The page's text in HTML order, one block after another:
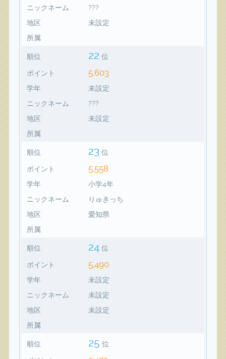
ニックネーム
???
地区
未設定
所属
順位 22 位
ポイント 5,603
学年
未設定
ニックネーム
???
地区
未設定
所属
順位 23 位
ポイント 5,558
学年
小学4年
ニックネーム
りゅきっち
地区
愛知県
所属
順位 24 位
ポイント 5,490
学年
未設定
ニックネーム
未設定
地区
未設定
所属
順位 25 位